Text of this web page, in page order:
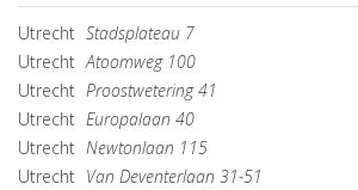
Utrecht Stadsplateau 7
Utrecht Atoomweg 100
Utrecht Proostwetering 41
Utrecht Europalaan 40
Utrecht Newtonlaan 115
Utrecht Van Deventerlaan 31-51